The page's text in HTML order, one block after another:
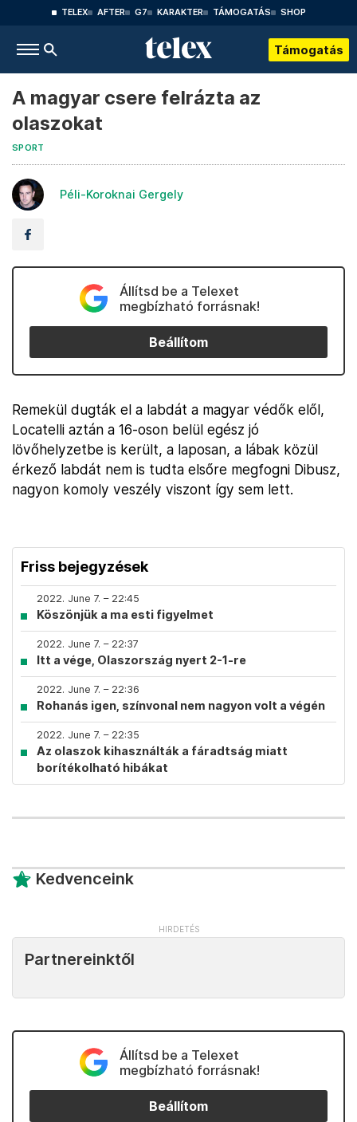
TELEX AFTER G7 KARAKTER TÁMOGATÁS SHOP
Támogatás
A magyar csere felrázta az
olaszokat
SPORT
Péli-Koroknai Gergely
Állítsd be a Telexet
megbízható forrásnak!
Beállítom
Remekül dugták el a labdát a magyar védők elől,
Locatelli aztán a 16-oson belül egész jó
lövőhelyzetbe is került, a laposan, a lábak közül
érkező labdát nem is tudta elsőre megfogni Dibusz,
nagyon komoly veszély viszont így sem lett.
Friss bejegyzések
2022. June 7. – 22:45
Köszönjük a ma esti figyelmet
2022. June 7. – 22:37
Itt a vége, Olaszország nyert 2-1-re
2022. June 7. – 22:36
Rohanás igen, színvonal nem nagyon volt a végén
2022. June 7. – 22:35
Az olaszok kihasználták a fáradtság miatt
borítékolható hibákat
Kedvenceink
Partnereinktől
Állítsd be a Telexet
megbízható forrásnak!
Beállítom